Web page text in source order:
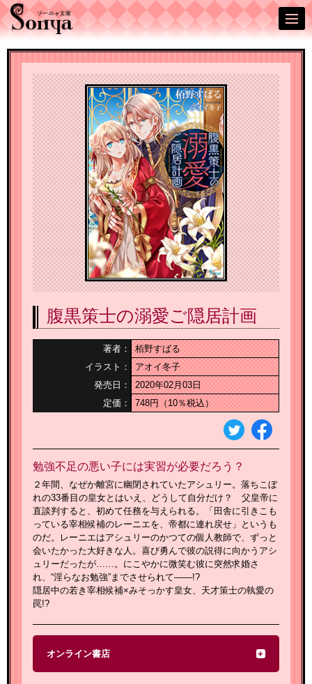
腹黒策士の溺愛ご隠居計画
著者：
栢野すばる
イラスト：
アオイ冬子
発売日：
2020年02月03日
定価：
748円（10％税込）
勉強不足の悪い子には実習が必要だろう？
２年間、なぜか離宮に幽閉されていたアシュリー。落ちこぼ
れの33番目の皇女とはいえ、どうして自分だけ？ 父皇帝に
直談判すると、初めて任務を与えられる。「田舎に引きこも
っている宰相候補のレーニエを、帝都に連れ戻せ」というも
のだ。レーニエはアシュリーのかつての個人教師で、ずっと
会いたかった大好きな人。喜び勇んで彼の説得に向かうアシ
ュリーだったが……。にこやかに微笑む彼に突然求婚さ
れ、“淫らなお勉強”までさせられて――!?
隠居中の若き宰相候補×みそっかす皇女、天才策士の執愛の
罠!?
オンライン書店